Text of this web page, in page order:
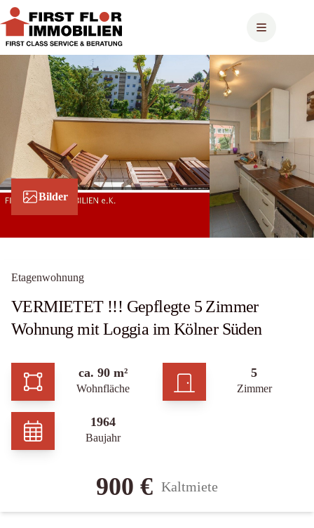
Zum
Inhalt
springen
Bilder
Etagenwohnung
VERMIETET !!! Gepflegte 5 Zimmer
Wohnung mit Loggia im Kölner Süden
ca. 90 m²
Wohnfläche
5
Zimmer
1964
Baujahr
900 € Kaltmiete